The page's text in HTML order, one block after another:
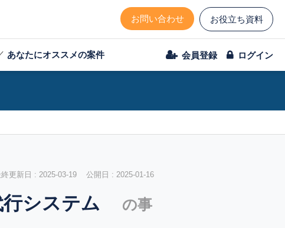
お問い合わせ お役立ち資料
あなたにオススメの案件 会員登録 ログイン
終更新日 : 2025-03-19 公開日 : 2025-01-16
行システム の事